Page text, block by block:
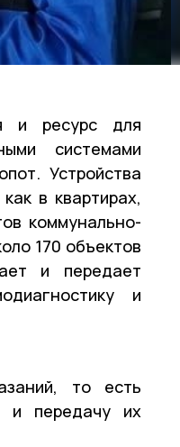
и ресурс для
системами
Устройства
в квартирах,
коммунально-
170 объектов
и передает
и
то есть
и передачу их